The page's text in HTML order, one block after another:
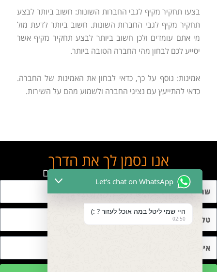
בצעו תחקיר מקיף לגבי החברות השונות: חשוב ביותר לבצע
תחקיר מקיף לגבי החברות השונות. חשוב ביותר לדעת מול
מי אתם עומדים ולכן חשוב ביותר לבצע תחקיר מקיף אשר
יסייע לכם לבחון מהי החברה הטובה ביותר.
אמינות: נוסף על כך, כדאי לבחון את האמינות של החברה.
כדאי להתייעץ עם נציגי החברה ולשמוע מהם על השירות.
אנו נסמן לך את הדרך
השאר פרטים ונחזור אליך בהקדם
Let's chat on WhatsApp
היי שמי ליטל במה אוכל לעזור ? :)
02:50